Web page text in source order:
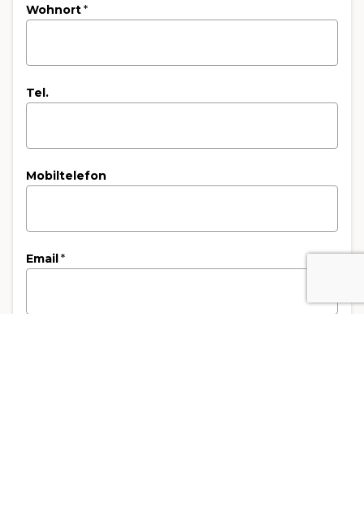
Wohnort*
Tel.
Mobiltelefon
Email *